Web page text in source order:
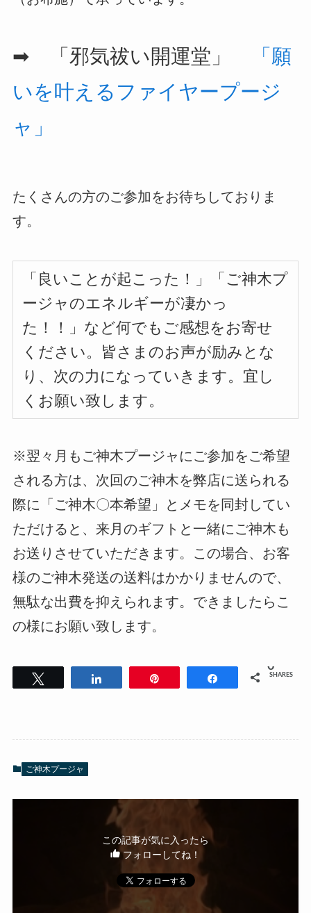
➡ 「邪気祓い開運堂」
「願
いを叶えるファイヤープージ
ャ」
たくさんの方のご参加をお待ちしておりま
す。
「良いことが起こった！」「ご神木プ
ージャのエネルギーが凄かっ
た！！」など何でもご感想をお寄せ
ください。皆さまのお声が励みとな
り、次の力になっていきます。宜し
くお願い致します。
※翌々月もご神木プージャにご参加をご希望
される方は、次回のご神木を弊店に送られる
際に「ご神木〇本希望」とメモを同封してい
ただけると、来月のギフトと一緒にご神木も
お送りさせていただきます。この場合、お客
様のご神木発送の送料はかかりませんので、
無駄な出費を抑えられます。できましたらこ
の様にお願い致します。
Share
0
SHARES
ご神木プージャ
この記事が気に入ったら
フォローしてね！